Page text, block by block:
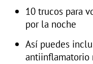
10 trucos para
por la noche
Así puedes
antiinflamatorio